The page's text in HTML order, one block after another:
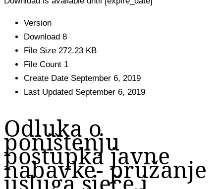
Version
Download 8
File Size 272.23 KB
File Count 1
Create Date September 6, 2019
Last Updated September 6, 2019
Odluka o
poništenju
postupka javne
nabavke- pružanje